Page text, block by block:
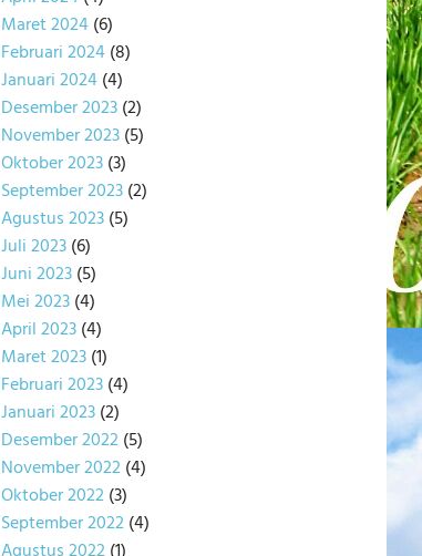
Maret 2024(6)
Februari 2024(8)
Januari 2024(4)
Desember 2023(2)
November 2023(5)
Oktober 2023(3)
September 2023(2)
Agustus 2023(5)
Juli 2023(6)
Juni 2023(5)
Mei 2023(4)
April 2023(4)
Maret 2023(1)
Februari 2023(4)
Januari 2023(2)
Desember 2022(5)
November 2022(4)
Oktober 2022(3)
September 2022(4)